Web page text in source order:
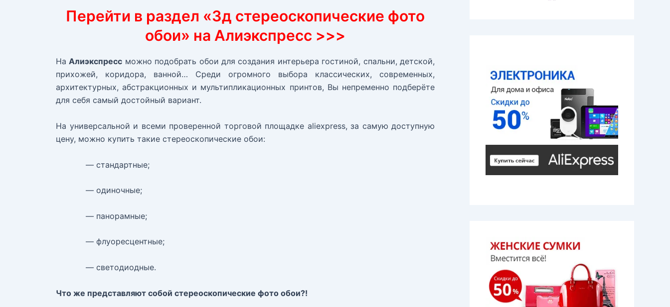
Перейти в раздел «3д стереоскопические фото
обои» на Алиэкспресс >>>
НаАлиэкспресс можно подобрать обои для создания интерьера гостиной, спальни, детской,
прихожей, коридора, ванной… Среди огромного выбора классических, современных,
архитектурных, абстракционных и мультипликационных принтов, Вы непременно подберёте
для себя самый достойный вариант.
На универсальной и всеми проверенной торговой площадке aliexpress, за самую доступную
цену, можно купить такие стереоскопические обои:
— стандартные;
— одиночные;
— панорамные;
— флуоресцентные;
— светодиодные.
Что же представляют собой стереоскопические фото обои?!